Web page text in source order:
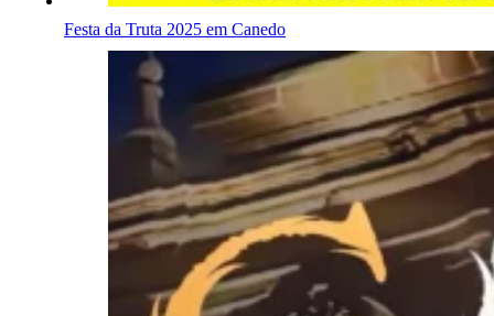
Festa da Truta 2025 em Canedo